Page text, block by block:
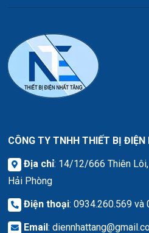
CÔNG TY TNHH THIẾT BỊ
Địa chỉ: 14/12/666 Thiên
Hải Phòng
Điện thoại: 0934.260.569 và
Email :